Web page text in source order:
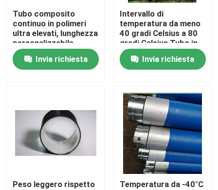
Prodotti
Mostra VR
Tubo composito
continuo in polimeri
ultra elevati, lunghezza
personalizzabile,
pressione nominale
fino a 10 MPa,
progettato per il
Invia richiesta
Intervallo di
temperatura da meno
40 gradi Celsius a 80
gradi Celsius Tubo in
plastica rinforzata
Lunghezza
personalizzabile
distribuzione di
petrolio, gas e acqua
Invia richiesta
Peso leggero rispetto
Temperatura da -40°C